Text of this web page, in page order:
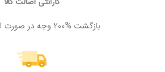
بازگشت %200 وجه در صورت اصلی نبودن